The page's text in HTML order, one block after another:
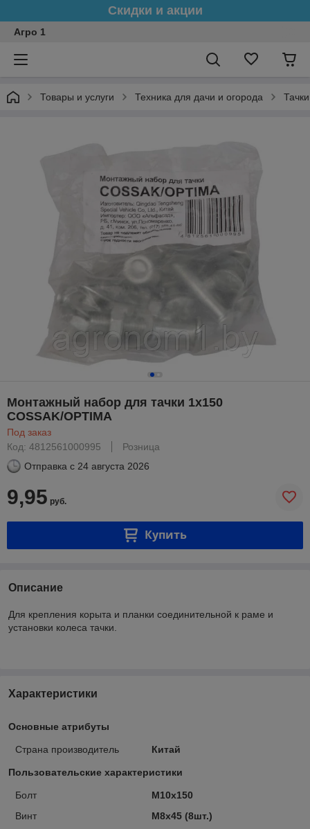
Скидки и акции
Агро 1
Товары и услуги Техника для дачи и огорода
Монтажный набор для тачки 1x150
COSSAK/OPTIMA
Под заказ
Код: 4812561000995
Розница
Отправка с 24 августа 2026
9,95 руб.
Купить
Описание
Для крепления корыта и планки соединительной к раме и
установки колеса тачки.
Характеристики
Основные атрибуты
Страна производитель Китай
Пользовательские характеристики
Болт
М10х150
Винт
М8х45 (8шт.)